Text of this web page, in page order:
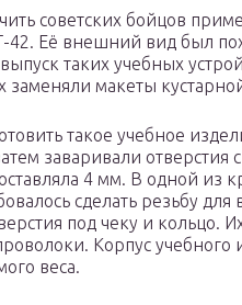
советских бойцов
42. Её внешний вид был
таких учебных
заменяли макеты
такое учебное
заваривали
4 мм. В одной из
сделать резьбу
под чеку и кольцо.
Корпус учебного
веса.